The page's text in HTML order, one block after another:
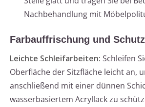
Nachbehandlung mit
Farbauffrischung und Schutz
Leichte Schleifarbeiten: Schleifen
Oberfläche der Sitzfläche leicht an,
anschließend mit einer dünnen
wasserbasiertem Acryllack zu